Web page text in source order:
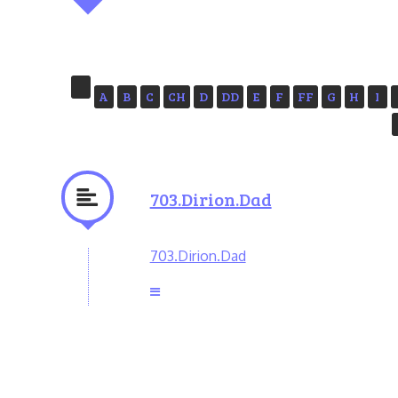
A B C CH D DD E F FF G H I
703.Dirion.Dad
703.Dirion.Dad